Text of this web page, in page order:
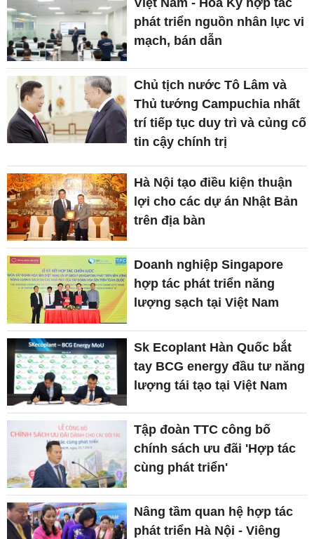
phát triển nguồn nhân lực vi
mạch, bán dẫn
Chủ tịch nước Tô Lâm và
Thủ tướng Campuchia nhất
trí tiếp tục duy trì và củng cố
tin cậy chính trị
Hà Nội tạo điều kiện thuận
lợi cho các dự án Nhật Bản
trên địa bàn
Doanh nghiệp Singapore
hợp tác phát triển năng
lượng sạch tại Việt Nam
Sk Ecoplant Hàn Quốc bắt
tay BCG energy đầu tư năng
lượng tái tạo tại Việt Nam
Tập đoàn TTC công bố
chính sách ưu đãi 'Hợp tác
cùng phát triển'
Nâng tầm quan hệ hợp tác
phát triển Hà Nội - Viêng